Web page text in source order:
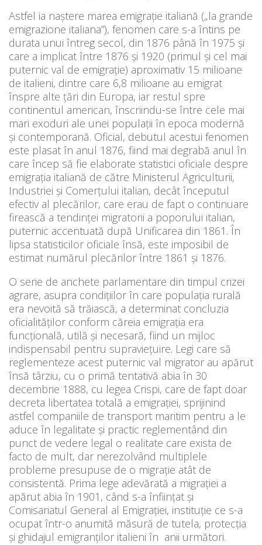
Astfel ia naştere marea emigraţie italiană („la grande
emigrazione italiana”), fenomen care s-a întins pe
durata unui întreg secol, din 1876 până în 1975 şi
care a implicat între 1876 şi 1920 (primul şi cel mai
puternic val de emigraţie) aproximativ 15 milioane
de italieni, dintre care 6,8 milioane au emigrat
înspre alte ţări din Europa, iar restul spre
continentul american, înscriindu-se între cele mai
mari exoduri ale unei populaţii în epoca modernă
şi contemporană. Oficial, debutul acestui fenomen
este plasat în anul 1876, fiind mai degrabă anul în
care încep să fie elaborate statistici oficiale despre
emigraţia italiană de către Ministerul Agriculturii,
Industriei şi Comerţului italian, decât începutul
efectiv al plecărilor, care erau de fapt o continuare
firească a tendinţei migratorii a poporului italian,
puternic accentuată după Unificarea din 1861. În
lipsa statisticilor oficiale însă, este imposibil de
estimat numărul plecărilor între 1861 şi 1876.
O serie de anchete parlamentare din timpul crizei
agrare, asupra condițiilor în care populația rurală
era nevoită să trăiască, a determinat concluzia
oficialităților conform căreia emigraţia era
funcţională, utilă şi necesară, fiind un mijloc
indispensabil pentru supravieţuire. Legi care să
reglementeze acest puternic val migrator au apărut
însă târziu, cu o primă tentativă abia în 30
decembrie 1888, cu legea Crispi, care de fapt doar
decreta libertatea totală a emigrației, sprijinind
astfel companiile de transport maritim pentru a le
aduce în legalitate şi practic reglementând din
punct de vedere legal o realitate care exista de
facto de mult, dar nerezolvând multiplele
probleme presupuse de o migraţie atât de
consistentă. Prima lege adevărată a migraţiei a
apărut abia în 1901, când s-a înfiinţat şi
Comisariatul General al Emigraţiei, instituţie ce s-a
ocupat într-o anumită măsură de tutela, protecţia
şi ghidajul emigranţilor italieni în anii următori.